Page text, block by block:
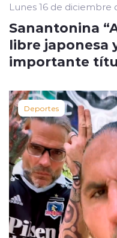
Lunes 16 de diciembre
Sanantonina
libre japonesa
importante
Deportes